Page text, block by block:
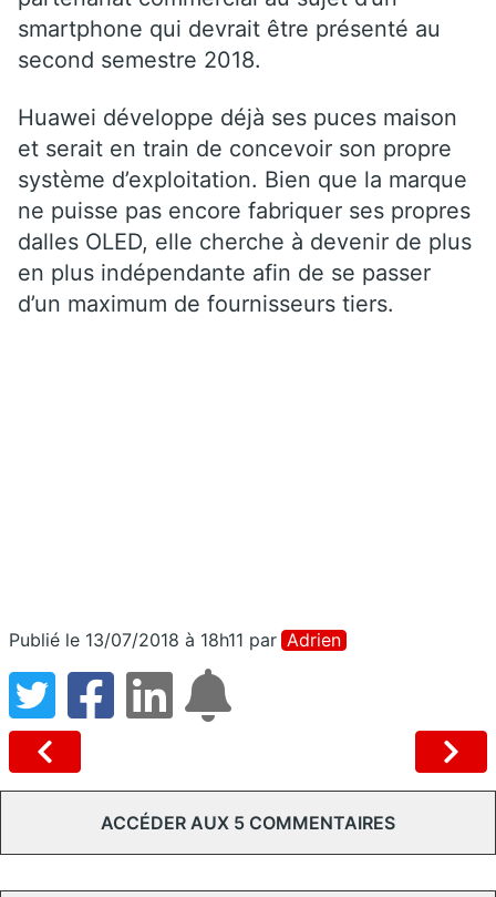
smartphone qui devrait être présenté au
second semestre 2018.
Huawei développe déjà ses puces maison
et serait en train de concevoir son propre
système d’exploitation. Bien que la marque
ne puisse pas encore fabriquer ses propres
dalles OLED, elle cherche à devenir de plus
en plus indépendante afin de se passer
d’un maximum de fournisseurs tiers.
Publié le 13/07/2018 à 18h11 par Adrien
ACCÉDER AUX 5 COMMENTAIRES